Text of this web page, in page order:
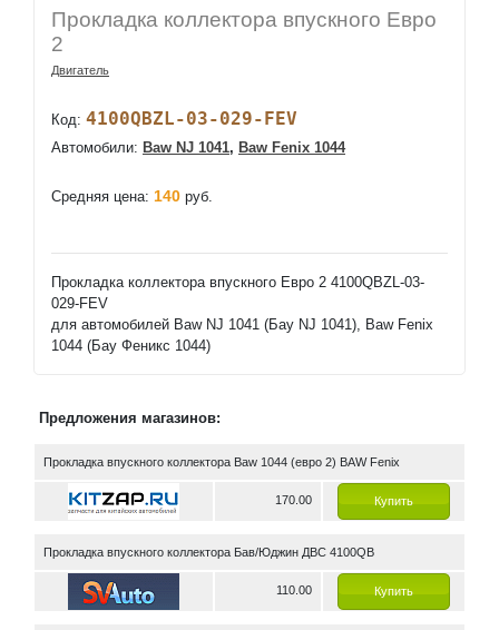
Прокладка коллектора впускного Евро
2
Двигатель
Код: 4100QBZL-03-029-FEV
Автомобили: Baw NJ 1041, Baw Fenix 1044
Средняя цена: 140 руб.
Прокладка коллектора впускного Евро 2 4100QBZL-03-
029-FEV
для автомобилей Baw NJ 1041 (Бау NJ 1041), Baw Fenix
1044 (Бау Феникс 1044)
Предложения магазинов:
Прокладка впускного коллектора Baw 1044 (евро 2) BAW Fenix
170.00 Купить
Прокладка впускного коллектора Бав/Юджин ДВС 4100QB
110.00 Купить